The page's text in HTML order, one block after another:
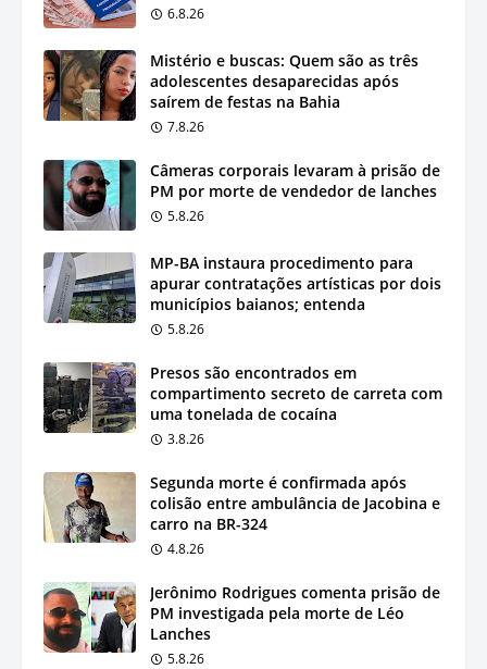
6.8.26
Mistério e buscas: Quem são as três
adolescentes desaparecidas após
saírem de festas na Bahia
7.8.26
Câmeras corporais levaram à prisão de
PM por morte de vendedor de lanches
5.8.26
MP-BA instaura procedimento para
apurar contratações artísticas por dois
municípios baianos; entenda
5.8.26
Presos são encontrados em
compartimento secreto de carreta com
uma tonelada de cocaína
3.8.26
Segunda morte é confirmada após
colisão entre ambulância de Jacobina e
carro na BR-324
4.8.26
Jerônimo Rodrigues comenta prisão de
PM investigada pela morte de Léo
Lanches
5.8.26